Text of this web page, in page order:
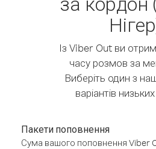
Із Viber Out ви
часу розмов за
Виберіть один з
варіантів
Пакети поповнення
Сума вашого поповнення Viber